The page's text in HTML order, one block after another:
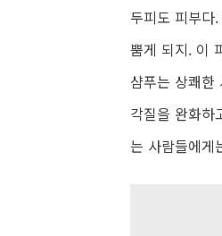
두피도 피부다
뿜게 되지. 이
샴푸는 상쾌한
각질을 완화하
는 사람들에게